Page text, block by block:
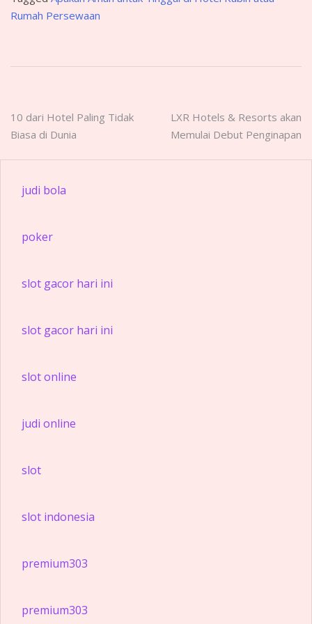
Rumah Persewaan
Post
navigation
10 dari Hotel Paling Tidak
Biasa di Dunia
LXR Hotels & Resorts akan
Memulai Debut Penginapan
judi bola
poker
slot gacor hari ini
slot gacor hari ini
slot online
judi online
slot
slot indonesia
premium303
premium303